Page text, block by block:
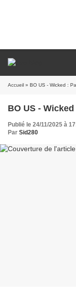
Accueil » BO US - Wicked :
BO US -
Publié le 24/11/2025 à
Par Sid280